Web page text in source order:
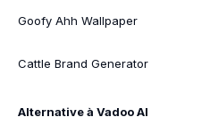
Goofy Ahh Wallpaper
Cattle Brand Generator
Alternative à Vadoo AI